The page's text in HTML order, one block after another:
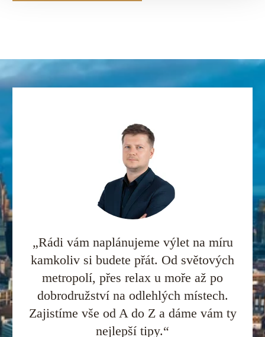
„Rádi vám naplánujeme výlet na míru
kamkoliv si budete přát. Od světových
metropolí, přes relax u moře až po
dobrodružství na odlehlých místech.
Zajistíme vše od A do Z a dáme vám ty
nejlepší tipy.“